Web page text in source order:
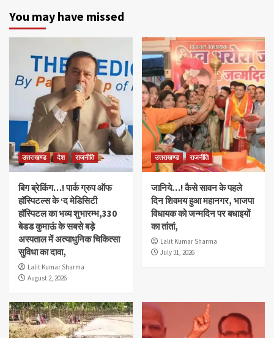
You may have missed
उत्तराखण्ड देश राजनीति
बिग ब्रेकिंग…! पार्क ग्रुप ऑफ
हॉस्पिटल्स के ‘द मेडिसिटी
हॉस्पिटल का भव्य शुभारम्भ,330
बेडड कुमाऊं के सबसे बड़े
अस्पताल में अत्याधुनिक चिकित्सा
सुविधा का दावा,
Lalit Kumar Sharma
August 2, 2026
उत्तराखण्ड राजनीति
जानिये…! कैसे सावन के पहले
दिन शिवमय हुआ महानगर, भाजपा
विधायक को जन्मदिन पर बधाइयों
का तांतां,
Lalit Kumar Sharma
July 31, 2026